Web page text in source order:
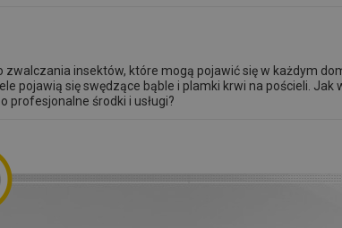
insektów, które mogą pojawić się w każdym
pojawią się swędzące bąble i plamki krwi na pościeli. Jak
profesjonalne środki i usługi?